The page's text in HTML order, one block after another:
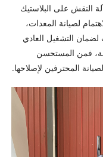
النقش على البلاستيك
لصيانة المعدات،
التشغيل العادي
فمن المستحسن
المحترفين لإصلاحها.